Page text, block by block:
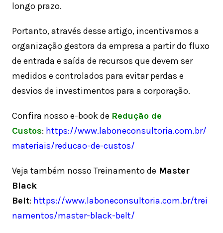
longo prazo.
Portanto, através desse artigo, incentivamos a
organização gestora da empresa a partir do fluxo
de entrada e saída de recursos que devem ser
medidos e controlados para evitar perdas e
desvios de investimentos para a corporação.
Confira nosso e-book de Redução de
Custos: https://www.laboneconsultoria.com.br/
materiais/reducao-de-custos/
Veja também nosso Treinamento de Master
Black
Belt: https://www.laboneconsultoria.com.br/trei
namentos/master-black-belt/